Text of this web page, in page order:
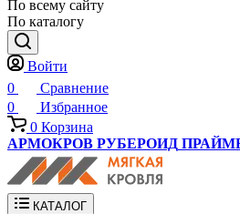
По всему сайту
По каталогу
Войти
0
Сравнение
0
Избранное
0 Корзина
АРМОКРОВ РУБЕРОИД
КАТАЛОГ